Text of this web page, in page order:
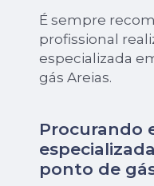
É sempre
profissional
especializada
gás Areias.
Procurando
ponto de